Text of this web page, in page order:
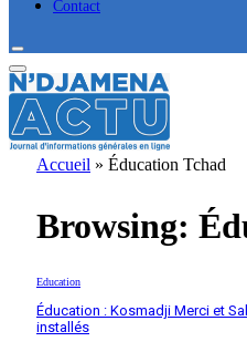
Contact
Accueil » Éducation Tchad
Browsing:
Education
Éducation : Kosmadji Merci et
installés